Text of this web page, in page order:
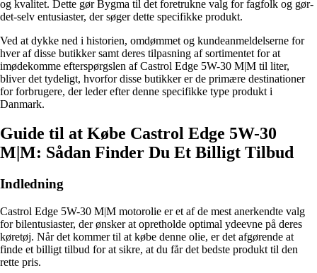
og kvalitet. Dette gør Bygma til det foretrukne valg for fagfolk og gør-
det-selv entusiaster, der søger dette specifikke produkt.
Ved at dykke ned i historien, omdømmet og kundeanmeldelserne for
hver af disse butikker samt deres tilpasning af sortimentet for at
imødekomme efterspørgslen af Castrol Edge 5W-30 M|M til liter,
bliver det tydeligt, hvorfor disse butikker er de primære destinationer
for forbrugere, der leder efter denne specifikke type produkt i
Danmark.
Guide til at Købe Castrol Edge 5W-30
M|M: Sådan Finder Du Et Billigt Tilbud
Indledning
Castrol Edge 5W-30 M|M motorolie er et af de mest anerkendte valg
for bilentusiaster, der ønsker at opretholde optimal ydeevne på deres
køretøj. Når det kommer til at købe denne olie, er det afgørende at
finde et billigt tilbud for at sikre, at du får det bedste produkt til den
rette pris.